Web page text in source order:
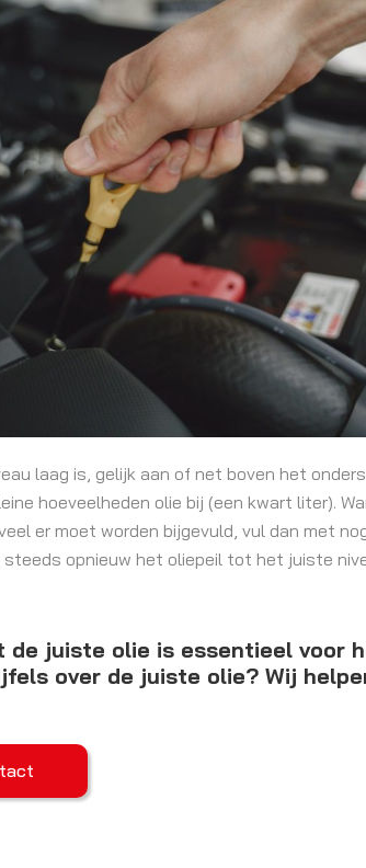
laag is, gelijk aan of net boven het
hoeveelheden olie bij (een kwart liter).
er moet worden bijgevuld, vul dan met
steeds opnieuw het oliepeil tot het juiste
de juiste olie is essentieel voor
over de juiste olie? Wij